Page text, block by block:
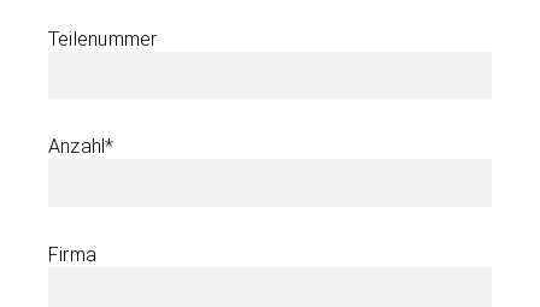
Teilenummer
Anzahl*
Firma